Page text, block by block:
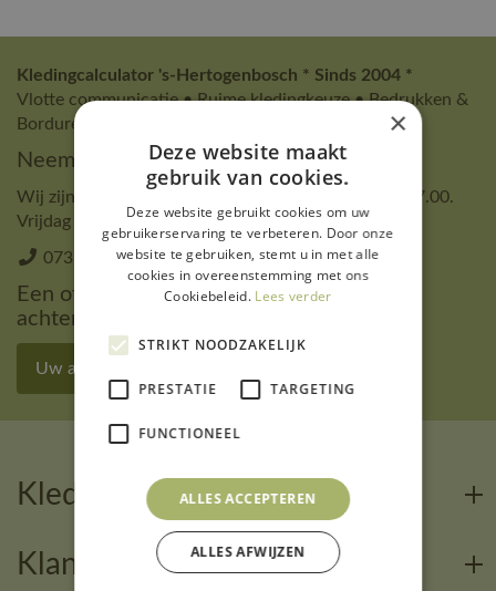
Kledingcalculator 's-Hertogenbosch * Sinds 2004 *
Vlotte communicatie • Ruime kledingkeuze • Bedrukken &
Borduren in eigen atelier
Neem contact op voor een afspraak
Wij zijn van maandag t/m donderdag van 9.00 tot 17.00.
Vrijdag tot 13.00 uur.
073 - 851 64 96 Stuur ons een mail
Een offerte aanvragen of uw gegevens
achterlaten
Uw aanvraag ingeven
Kledingcalculator
Klantenservice
×
Deze website maakt
gebruik van cookies.
Deze website gebruikt cookies om uw
gebruikerservaring te verbeteren. Door onze
website te gebruiken, stemt u in met alle
cookies in overeenstemming met ons
Cookiebeleid. Lees verder
STRIKT NOODZAKELIJK
PRESTATIE TARGETING
FUNCTIONEEL
ALLES ACCEPTEREN
ALLES AFWIJZEN